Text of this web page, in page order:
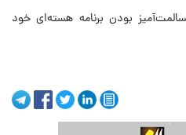
بودن برنامه هسته‌ای خود